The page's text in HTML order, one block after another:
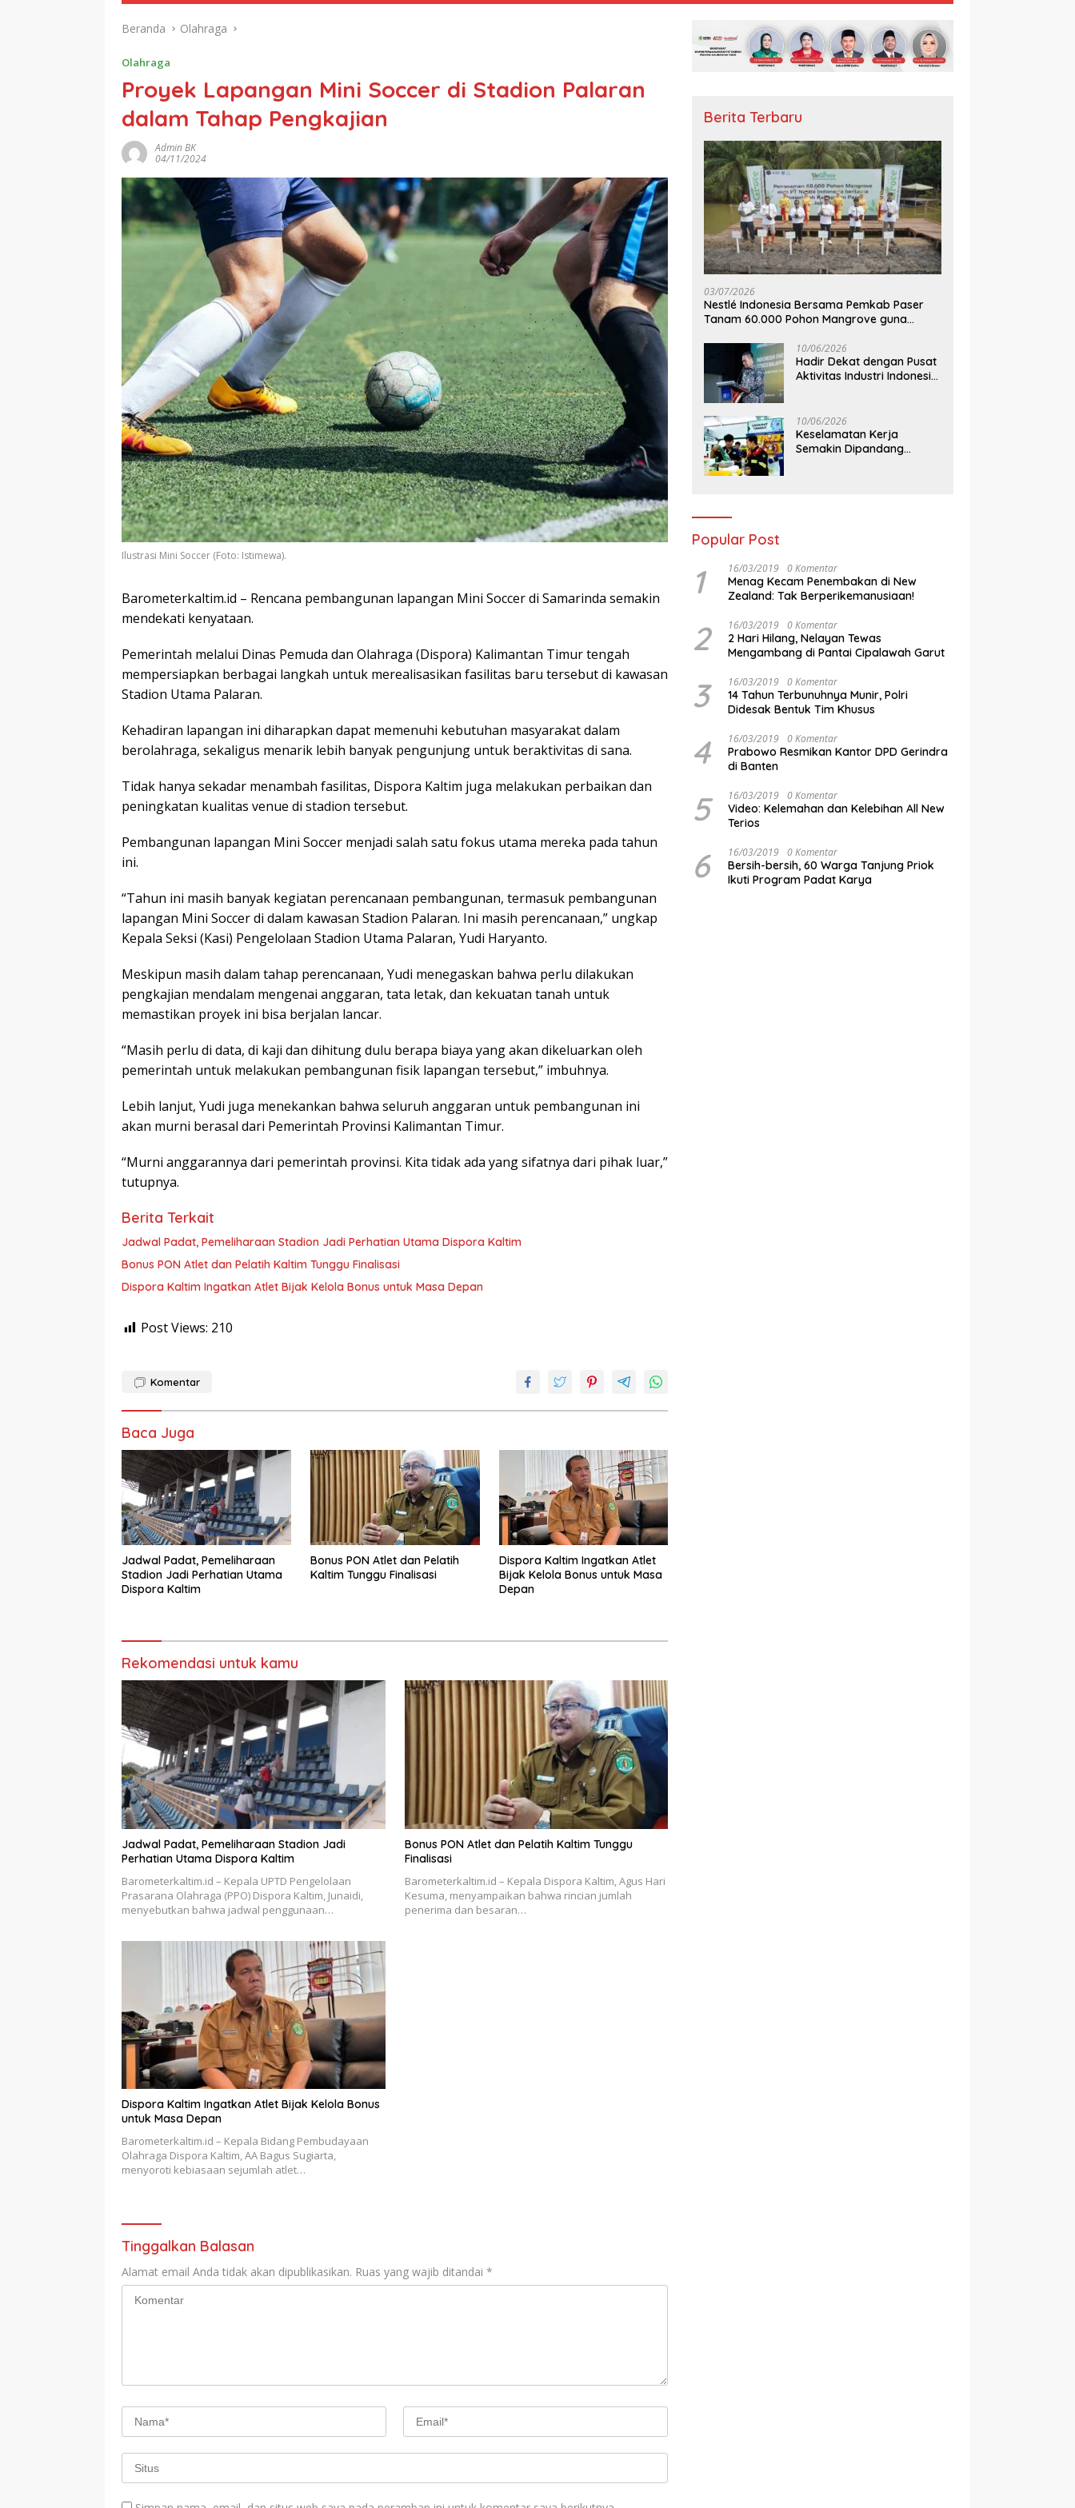
Beranda Olahraga
Olahraga
Proyek Lapangan Mini Soccer di Stadion Palaran
dalam Tahap Pengkajian
Admin BK
04/11/2024
Ilustrasi Mini Soccer (Foto: Istimewa).
Barometerkaltim.id – Rencana pembangunan lapangan Mini Soccer di Samarinda semakin
mendekati kenyataan.
Pemerintah melalui Dinas Pemuda dan Olahraga (Dispora) Kalimantan Timur tengah
mempersiapkan berbagai langkah untuk merealisasikan fasilitas baru tersebut di kawasan
Stadion Utama Palaran.
Kehadiran lapangan ini diharapkan dapat memenuhi kebutuhan masyarakat dalam
berolahraga, sekaligus menarik lebih banyak pengunjung untuk beraktivitas di sana.
Tidak hanya sekadar menambah fasilitas, Dispora Kaltim juga melakukan perbaikan dan
peningkatan kualitas venue di stadion tersebut.
Pembangunan lapangan Mini Soccer menjadi salah satu fokus utama mereka pada tahun
ini.
“Tahun ini masih banyak kegiatan perencanaan pembangunan, termasuk pembangunan
lapangan Mini Soccer di dalam kawasan Stadion Palaran. Ini masih perencanaan,” ungkap
Kepala Seksi (Kasi) Pengelolaan Stadion Utama Palaran, Yudi Haryanto.
Meskipun masih dalam tahap perencanaan, Yudi menegaskan bahwa perlu dilakukan
pengkajian mendalam mengenai anggaran, tata letak, dan kekuatan tanah untuk
memastikan proyek ini bisa berjalan lancar.
“Masih perlu di data, di kaji dan dihitung dulu berapa biaya yang akan dikeluarkan oleh
pemerintah untuk melakukan pembangunan fisik lapangan tersebut,” imbuhnya.
Lebih lanjut, Yudi juga menekankan bahwa seluruh anggaran untuk pembangunan ini
akan murni berasal dari Pemerintah Provinsi Kalimantan Timur.
“Murni anggarannya dari pemerintah provinsi. Kita tidak ada yang sifatnya dari pihak luar,”
tutupnya.
Berita Terkait
Jadwal Padat, Pemeliharaan Stadion Jadi Perhatian Utama Dispora Kaltim
Bonus PON Atlet dan Pelatih Kaltim Tunggu Finalisasi
Dispora Kaltim Ingatkan Atlet Bijak Kelola Bonus untuk Masa Depan
Post Views: 210
Komentar
Baca Juga
Jadwal Padat, Pemeliharaan
Stadion Jadi Perhatian Utama
Dispora Kaltim
Bonus PON Atlet dan Pelatih
Kaltim Tunggu Finalisasi
Dispora Kaltim Ingatkan Atlet
Bijak Kelola Bonus untuk Masa
Depan
Rekomendasi untuk kamu
Jadwal Padat, Pemeliharaan Stadion Jadi
Perhatian Utama Dispora Kaltim
Barometerkaltim.id – Kepala UPTD Pengelolaan
Prasarana Olahraga (PPO) Dispora Kaltim, Junaidi,
menyebutkan bahwa jadwal penggunaan…
Bonus PON Atlet dan Pelatih Kaltim Tunggu
Finalisasi
Barometerkaltim.id – Kepala Dispora Kaltim, Agus Hari
Kesuma, menyampaikan bahwa rincian jumlah
penerima dan besaran…
Dispora Kaltim Ingatkan Atlet Bijak Kelola Bonus
untuk Masa Depan
Barometerkaltim.id – Kepala Bidang Pembudayaan
Olahraga Dispora Kaltim, AA Bagus Sugiarta,
menyoroti kebiasaan sejumlah atlet…
Tinggalkan Balasan
Alamat email Anda tidak akan dipublikasikan. Ruas yang wajib ditandai *
Berita Terbaru
03/07/2026
Nestlé Indonesia Bersama Pemkab Paser
Tanam 60.000 Pohon Mangrove guna
10/06/2026
Hadir Dekat dengan Pusat
Aktivitas Industri Indonesia
Balikpapan
10/06/2026
Keselamatan Kerja
Semakin Dipandang
Popular Post
1 16/03/2019 0 Komentar
Menag Kecam Penembakan di New
Zealand: Tak Berperikemanusiaan!
2 16/03/2019 0 Komentar
2 Hari Hilang, Nelayan Tewas
Mengambang di Pantai Cipalawah Garut
3 16/03/2019 0 Komentar
14 Tahun Terbunuhnya Munir, Polri
Didesak Bentuk Tim Khusus
4 16/03/2019 0 Komentar
Prabowo Resmikan Kantor DPD Gerindra
di Banten
5 16/03/2019 0 Komentar
Video: Kelemahan dan Kelebihan All New
Terios
6 16/03/2019 0 Komentar
Bersih-bersih, 60 Warga Tanjung Priok
Ikuti Program Padat Karya